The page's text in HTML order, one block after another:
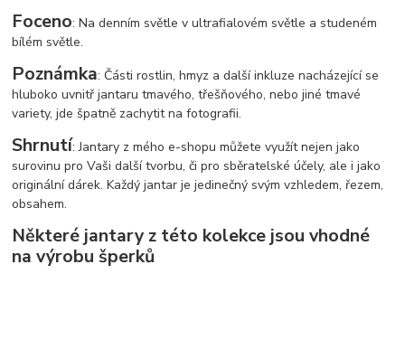
Foceno: Na denním světle v ultrafialovém světle a studeném
bílém světle.
Poznámka: Části rostlin, hmyz a další inkluze nacházející se
hluboko uvnitř jantaru tmavého, třešňového, nebo jiné tmavé
variety, jde špatně zachytit na fotografii.
Shrnutí: Jantary z mého e-shopu můžete využít nejen jako
surovinu pro Vaši další tvorbu, či pro sběratelské účely, ale i jako
originální dárek. Každý jantar je jedinečný svým vzhledem, řezem,
obsahem.
Některé jantary z této kolekce jsou vhodné
na výrobu šperků